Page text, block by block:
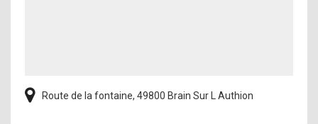
Route de la fontaine, 49800 Brain Sur L Authion